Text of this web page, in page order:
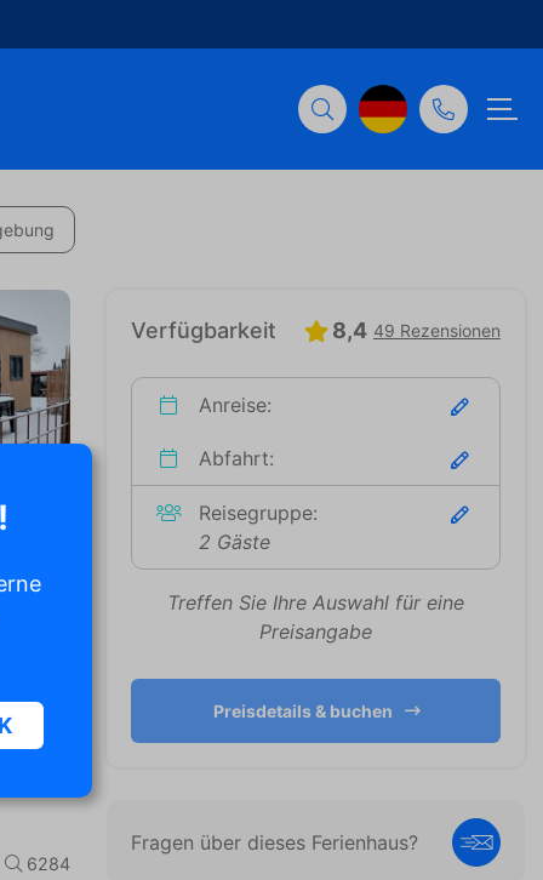
6284
Verfügbarkeit 8,4 49 Rezensionen
Anreise:
Abfahrt:
Reisegruppe:
2 Gäste
Treffen Sie Ihre Auswahl für eine
Preisangabe
Preisdetails & buchen
Fragen über dieses Ferienhaus?
und